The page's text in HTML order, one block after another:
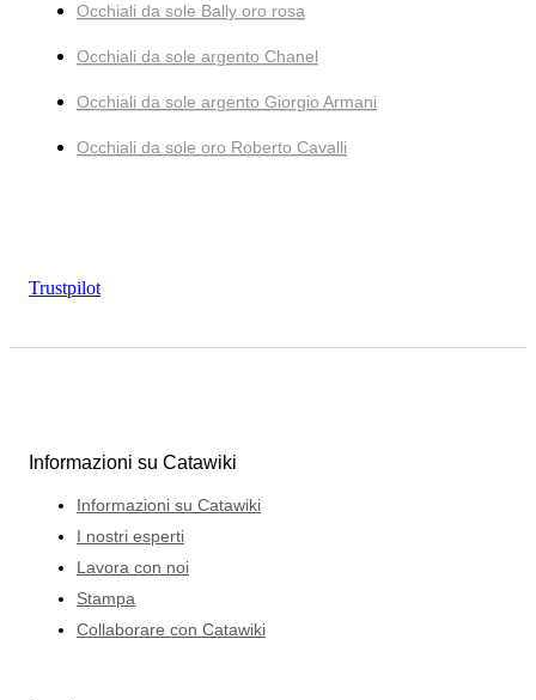
Occhiali da sole Bally oro rosa
Occhiali da sole argento Chanel
Occhiali da sole argento Giorgio Armani
Occhiali da sole oro Roberto Cavalli
Trustpilot
Informazioni su Catawiki
Informazioni su Catawiki
I nostri esperti
Lavora con noi
Stampa
Collaborare con Catawiki